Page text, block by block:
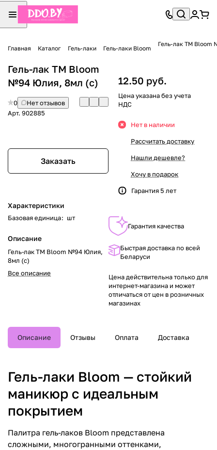
Главная Каталог Гель-лаки Гель-лаки Bloom
Гель-лак TM
Гель-лак TM Bloom
№94 Юлия, 8мл (с)
0
Нет отзывов
Арт. 902885
Заказать
Характеристики
Базовая единица: шт
Описание
Гель-лак TM Bloom №94 Юлия,
8мл (с)
Все описание
12.50 руб.
Цена указана без учета
НДС
Нет в наличии
Рассчитать доставку
Нашли дешевле?
Хочу в подарок
Гарантия 5 лет
Гарантия качества
Быстрая доставка по всей
Беларуси
Цена действительна только для
интернет-магазина и может
отличаться от цен в розничных
магазинах
Описание Отзывы Оплата Доставка
Гель-лаки Bloom — стойкий
маникюр с идеальным
покрытием
Палитра гель-лаков Bloom представлена
сложными, многогранными оттенками,